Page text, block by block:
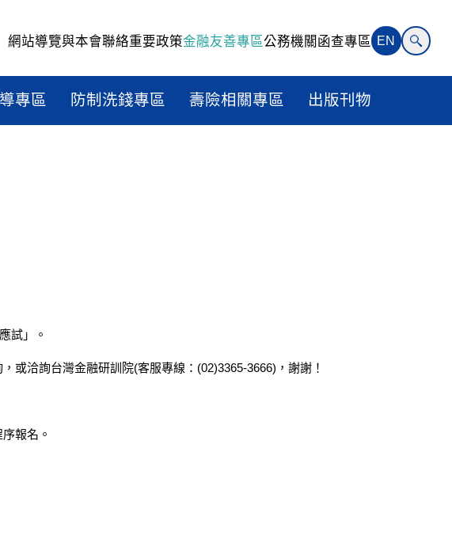
網站導覽與本會聯絡重要政策金融友善專區公務機關函查專區 EN
專區 防制洗錢專區 壽險相關專區 出版刊物
試」。
，或洽詢台灣金融研訓院(客服專線：(02)3365-3666)，謝謝！
報名。